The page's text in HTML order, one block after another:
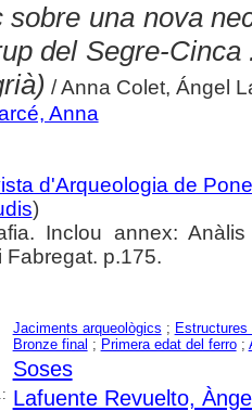
sobre una nova
del Segre-
/ Anna Colet, Ángel
Anna
d'Arqueologia de
)
Inclou annex:
Fabregat. p.175.
Jaciments arqueològics ; Estructures
Bronze final ; Primera edat del ferro;
Soses
Lafuente Revuelto,